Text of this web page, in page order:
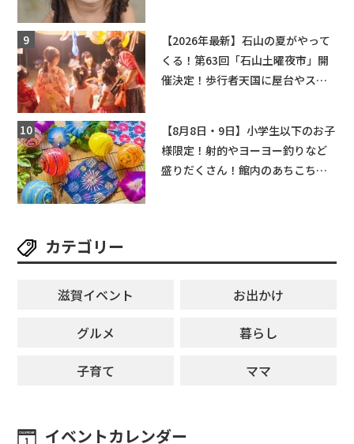
【2026年最新】石山の夏がやって
くる！第63回「石山土曜夜市」開
催決定！歩行者天国に屋台やステ
【8月8日・9日】小学生以下のお子
様限定！射的やヨーヨー釣りなど
盛りだくさん！館内のあちこちに
カテゴリー
滋賀イベント
お出かけ
グルメ
暮らし
子育て
ママ
イベントカレンダー